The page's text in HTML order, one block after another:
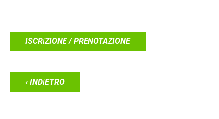
ISCRIZIONE / PRENOTAZIONE
‹ INDIETRO